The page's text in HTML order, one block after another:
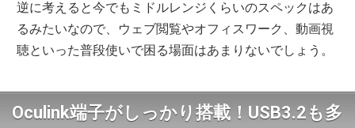
逆に考えると今でもミドルレンジくらいのスペックはあ
るみたいなので、ウェブ閲覧やオフィスワーク、動画視
聴といった普段使いで困る場面はあまりないでしょう。
Oculink端子がしっかり搭載！USB3.2も多